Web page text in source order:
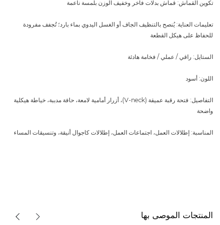
تكوين القماش: قماش بدلات فاخر وخفيف الوزن بلمسة ناعمة
تعليمات العناية: يُنصح بالتنظيف الجاف أو الغسل اليدوي بماء بارد؛ تُجفف مفرودة
للحفاظ على هيكل القطعة
الستايل: راقي / عملي / فخامة هادئة
اللون: أسود
التفاصيل: فتحة رقبة عميقة (V-neck)، أزرار أمامية لامعة، حافة مدببة، خياطة هيكلية
واضحة
المناسبة: إطلالات العمل، اجتماعات العمل، إطلالات كاجوال أنيقة، وتنسيقات المساء
المنتجات الموصى بها